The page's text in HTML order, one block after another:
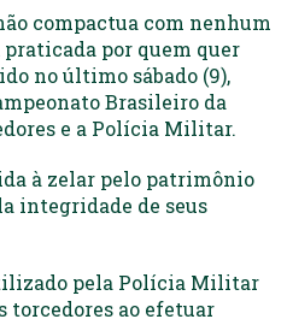
compactua com nenhum
por quem quer
no último sábado (9),
Brasileiro da
e a Polícia Militar.
à zelar pelo patrimônio
integridade de seus
pela Polícia Militar
torcedores ao efetuar